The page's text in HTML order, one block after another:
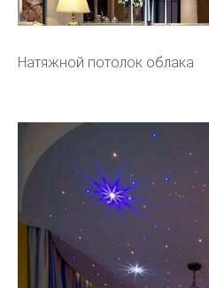
Натяжной потолок облака